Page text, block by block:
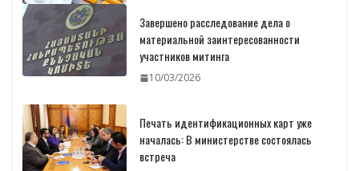
Завершено расследование дела о
материальной заинтересованности
участников митинга
10/03/2026
Печать идентификационных карт уже
началась: В министерстве состоялась
встреча